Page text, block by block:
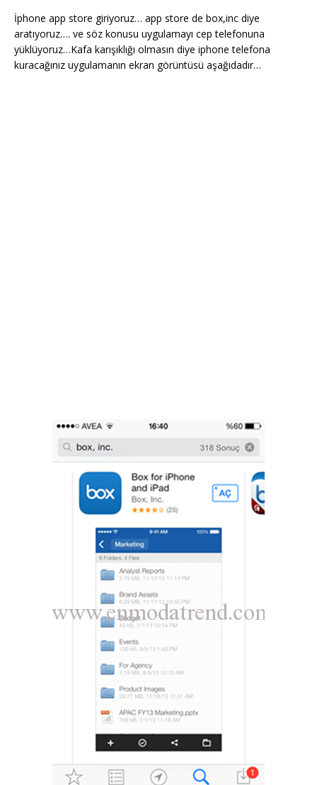
İphone app store giriyoruz… app store de box,inc diye
aratıyoruz…. ve söz konusu uygulamayı cep telefonuna
yüklüyoruz…Kafa karışıklığı olmasın diye iphone telefona
kuracağınız uygulamanın ekran görüntüsü aşağıdadır…